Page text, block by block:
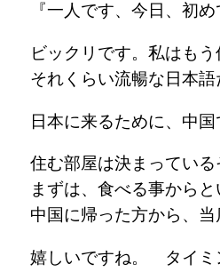
『一人です、今日、初
ビックリです。私はも
それくらい流暢な日本
日本に来るために、中国
住む部屋は決まっている
まずは、食べる事から
中国に帰った方から、
嬉しいですね。 タイミ